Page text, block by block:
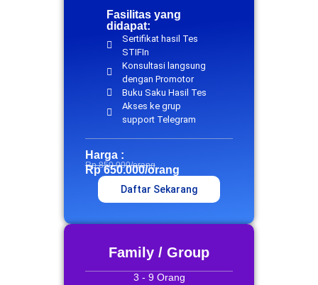
Fasilitas yang
didapat:
Sertifikat hasil Tes
STIFIn
Konsultasi langsung
dengan Promotor
Buku Saku Hasil Tes
Akses ke grup
support Telegram
Harga :
Rp 850.000/orang
Rp 650.000/orang
Daftar Sekarang
Family / Group
3 - 9 Orang